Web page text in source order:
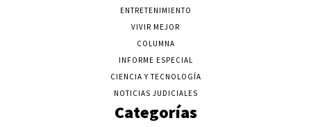
ENTRETENIMIENTO
VIVIR MEJOR
COLUMNA
INFORME ESPECIAL
CIENCIA Y TECNOLOGÍA
NOTICIAS JUDICIALES
Categorías